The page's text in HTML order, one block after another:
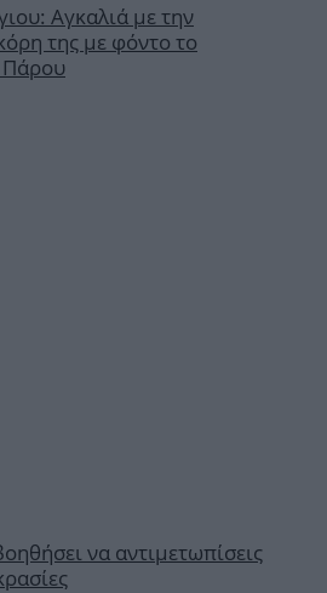
Αγκαλιά με την
της με φόντο το
Πάρου
να αντιμετωπίσεις